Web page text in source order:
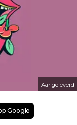
Aangeleverd
Google